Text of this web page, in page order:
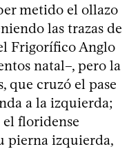
metido el ollazo
las trazas de
Frigorífico Anglo
natal–, pero la
que cruzó el pase
a la izquierda;
floridense
pierna izquierda,